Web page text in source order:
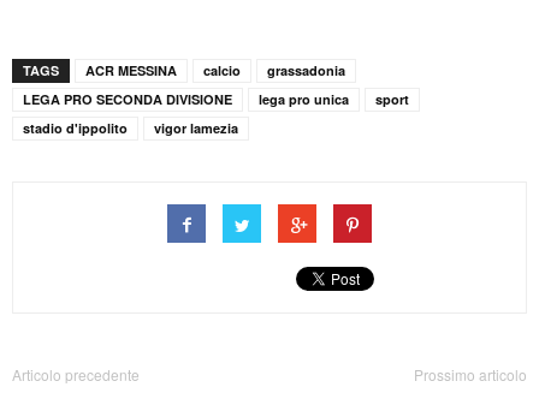
TAGS ACR MESSINA calcio
grassadonia
LEGA PRO SECONDA DIVISIONE
lega pro unica
sport
stadio d'ippolito
vigor lamezia
Articolo precedente Prossimo articolo